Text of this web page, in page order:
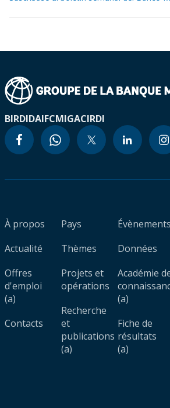
BIRDIDAIFCMIGACIRDI
À propos
Actualité
Offres
d'emploi
(a)
Contacts
Pays
Thèmes
Projets et
opérations
Recherche
et
publications
(a)
Évènements
Données
Académie
(a)
Fiche de
résultats
(a)